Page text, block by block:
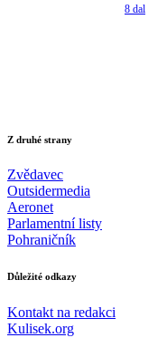
8 dal
Z druhé strany
Zvědavec
Outsidermedia
Aeronet
Parlamentní listy
Pohraničník
Důležité odkazy
Kontakt na redakci
Kulisek.org